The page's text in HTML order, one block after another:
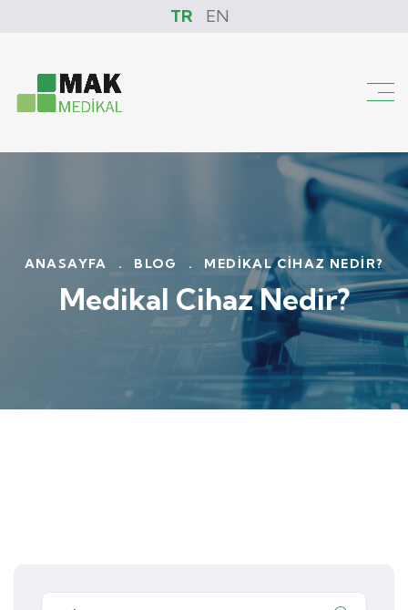
TR EN
ANASAYFA . BLOG . MEDIKAL CIHAZ NEDIR?
Medikal Cihaz Nedir?